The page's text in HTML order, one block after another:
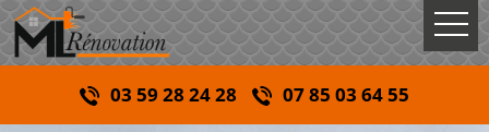
03 59 28 24 28 07 85 03 64 55